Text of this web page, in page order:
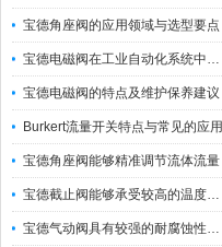
宝德角座阀的应用领域与选型要点
宝德电磁阀在工业自动化系统中的作用
宝德电磁阀的特点及维护保养建议
Burkert流量开关特点与常见的应用
宝德角座阀能够精准调节流体流量
宝德截止阀能够承受较高的温度和压力
宝德气动阀具有较强的耐腐蚀性和抗震性